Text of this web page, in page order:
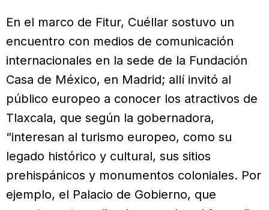
En el marco de Fitur, Cuéllar sostuvo un
encuentro con medios de comunicación
internacionales en la sede de la Fundación
Casa de México, en Madrid; allí invitó al
público europeo a conocer los atractivos de
Tlaxcala, que según la gobernadora,
“interesan al turismo europeo, como su
legado histórico y cultural, sus sitios
prehispánicos y monumentos coloniales. Por
ejemplo, el Palacio de Gobierno, que